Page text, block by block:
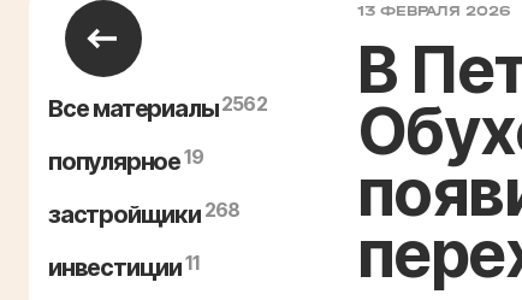
Все материалы2562
популярное19
застройщики 268
инвестиции11
13 ФЕВРАЛЯ 2026
В